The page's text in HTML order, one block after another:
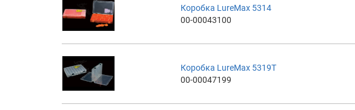
Коробка LureMax 5314
00-00043100
Коробка LureMax 5319T
00-00047199